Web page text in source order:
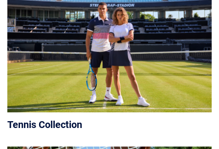
Tennis Collection